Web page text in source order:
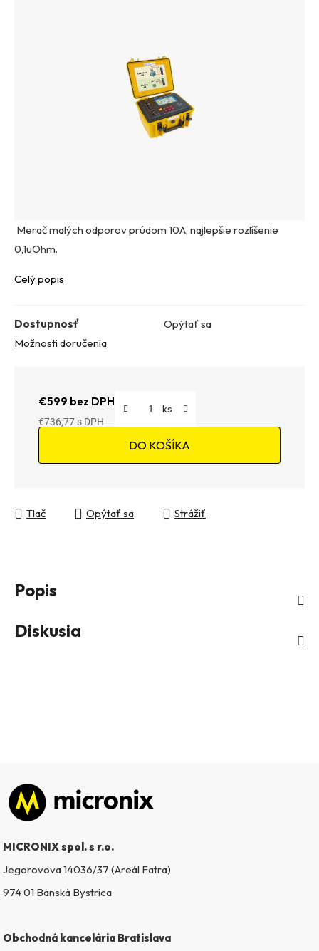
Merač malých odporov prúdom 10A, najlepšie rozlíšenie
0,1uOhm.
Celý popis
Dostupnosť
Opýtať sa
Možnosti doručenia
€599 bez DPH
€736,77
DO KOŠÍKA
Tlač Opýtať sa Strážiť
Popis
Diskusia
Zápätie
MICRONIX spol. s r.o.
Jegorovova 14036/37 (Areál Fatra)
974 01 Banská Bystrica
Obchodná kancelária Bratislava